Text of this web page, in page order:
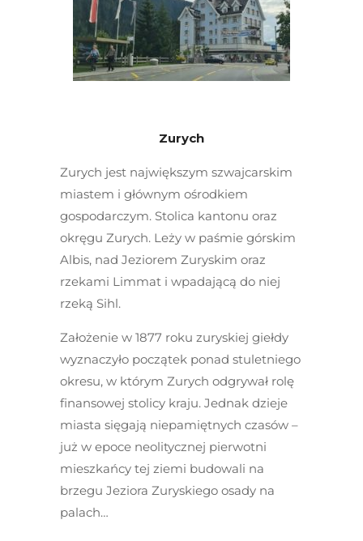
Zurych
Zurych jest największym szwajcarskim
miastem i głównym ośrodkiem
gospodarczym. Stolica kantonu oraz
okręgu Zurych. Leży w paśmie górskim
Albis, nad Jeziorem Zuryskim oraz
rzekami Limmat i wpadającą do niej
rzeką Sihl.
Założenie w 1877 roku zuryskiej giełdy
wyznaczyło początek ponad stuletniego
okresu, w którym Zurych odgrywał rolę
finansowej stolicy kraju. Jednak dzieje
miasta sięgają niepamiętnych czasów –
już w epoce neolitycznej pierwotni
mieszkańcy tej ziemi budowali na
brzegu Jeziora Zuryskiego osady na
palach…